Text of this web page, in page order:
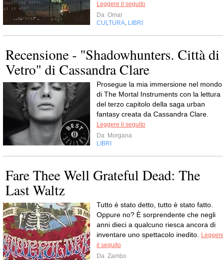
Leggere il seguito
Da Omar
CULTURA LIBRI
Recensione - "Shadowhunters. Città di
Vetro" di Cassandra Clare
Prosegue la mia immersione nel mondo
di The Mortal Instruments con la lettura
del terzo capitolo della saga urban
fantasy creata da Cassandra Clare.
Leggere il seguito
Da Morgana
LIBRI
Fare Thee Well Grateful Dead: The
Last Waltz
Tutto è stato detto, tutto è stato fatto.
Oppure no? È sorprendente che negli
anni dieci a qualcuno riesca ancora di
inventare uno spettacolo inedito.
il seguito
Da Zambo